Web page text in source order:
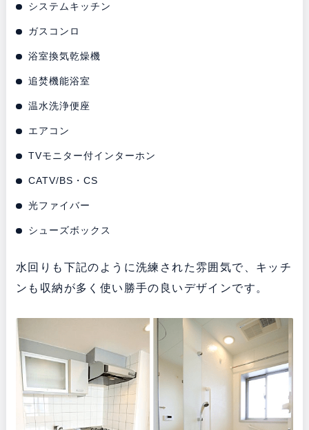
システムキッチン
ガスコンロ
浴室換気乾燥機
追焚機能浴室
温水洗浄便座
エアコン
TVモニター付インターホン
CATV/BS・CS
光ファイバー
シューズボックス
水回りも下記のように洗練された雰囲気で、キッチ
ンも収納が多く使い勝手の良いデザインです。